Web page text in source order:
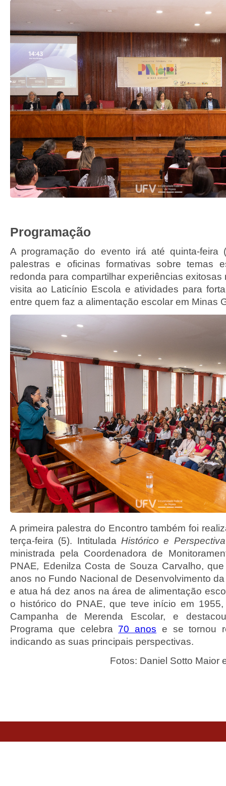
Programação
A programação do evento irá até quinta-feira
palestras e oficinas formativas sobre temas
redonda para compartilhar experiências exitosas
visita ao Laticínio Escola e atividades para
entre quem faz a alimentação escolar em Minas
A primeira palestra do Encontro também foi
terça-feira (5). Intitulada Histórico e
ministrada pela Coordenadora de
PNAE, Edenilza Costa de Souza Carvalho,
anos no Fundo Nacional de Desenvolvimento
e atua há dez anos na área de alimentação
o histórico do PNAE, que teve início em
Campanha de Merenda Escolar, e
Programa que celebra 70 anos e se tornou
indicando as suas principais perspectivas.
Fotos: Daniel Sotto Maior